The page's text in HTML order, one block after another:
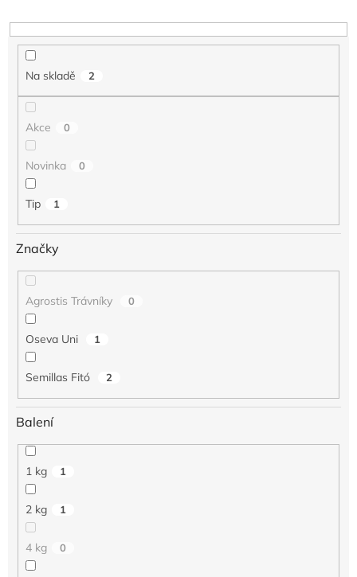
t
ů
Na skladě 2
Akce 0
Novinka 0
Tip 1
Značky
Agrostis Trávníky 0
Oseva Uni 1
Semillas Fitó 2
Balení
1 kg 1
2 kg 1
4 kg 0